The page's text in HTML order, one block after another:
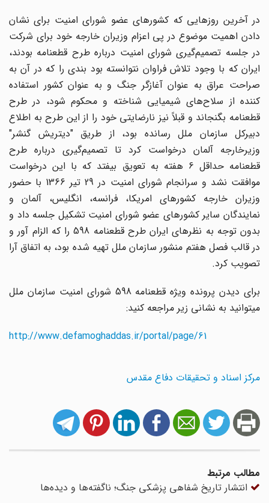
در آخرین روزهایی که کشورهای عضو شورای امنیت برای نشان
دادن اهمیت موضوع در پی اعزام وزیران خارجه خود برای شرکت
در جلسه تصمیم‌گیری شورای امنیت درباره طرح قطعنامه بودند،
ایران که با وجود تلاش فراوان نتوانسته بود بندی را که در آن به
صراحت عراق به عنوان آغازگر جنگ و به عنوان کشور استفاده
کننده از سلاح‌های شیمیایی شناخته و محکوم شود، در طرح
قطعنامه بگنجاند و قبلاً نیز نارضایتی خود را از این طرح به اطلاع
دبیرکل سازمان ملل رسانده بود، از طریق "دیتریش گنشر"
وزیرخارجه آلمان درخواست کرد تا تصمیم‌گیری درباره طرح
قطعنامه حداقل 6 هفته به تعویق بیفتد که با این درخواست
موافقت نشد و سرانجام شورای امنیت در 29 تیر 1366 با حضور
وزیران خارجه کشورهای امریکا، فرانسه، انگلیس، آلمان و
نمایندگان سایر کشورهای عضو شورای امنیت تشکیل جلسه داد و
بدون توجه به نظرهای ایران طرح قطعنامه 598 را که الزام آور و
در قالب فصل هفتم منشور سازمان ‌ملل تهیه شده بود، به اتفاق ‌آرا
تصویب کرد.
برای دیدن پرونده ویژه قطعنامه 598 شورای امنیت سازمان ملل
میتوانید به نشانی زیر مراجعه کنید:
http://www.defamoghaddas.ir/portal/page/61
مرکز اسناد و تحقیقات دفاع مقدس
مطالب مرتبط
انتشار تاریخ شفاهی پزشکی جنگ؛ ناگفته‌ها و دیده‌ها